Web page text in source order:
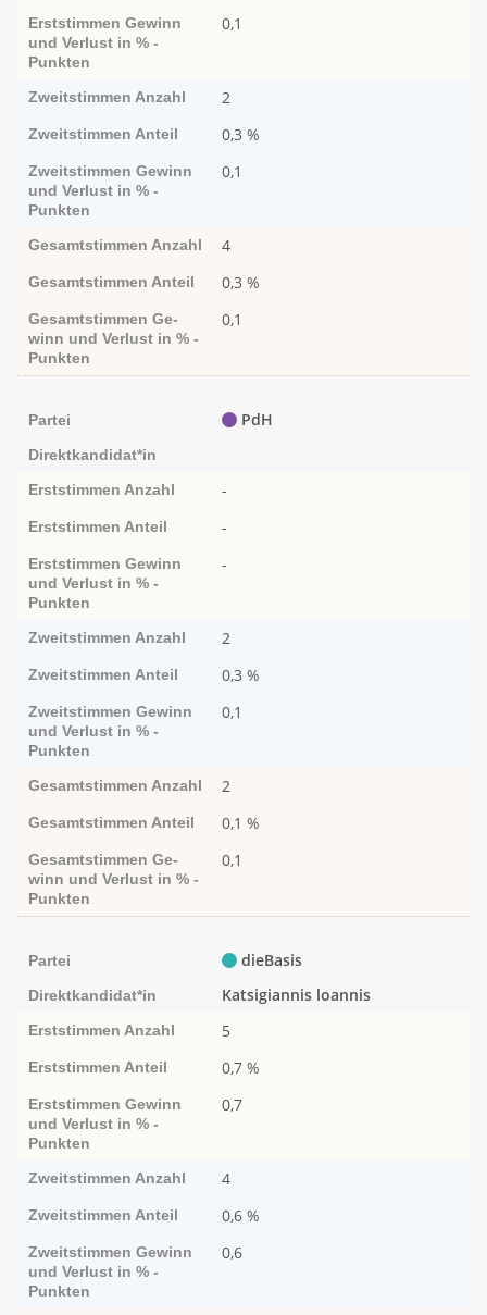
Erststimmen Ge­­winn
und Ver­­lust in % -
Punk­ten
0,1
Zweitstimmen Anzahl 2
Zweitstimmen Anteil 0,3 %
Zweitstimmen Ge­­winn
und Ver­­lust in % -
Punk­ten
0,1
Gesamtstimmen Anzahl 4
Gesamtstimmen Anteil 0,3 %
Gesamtstimmen Ge­­
winn und Ver­­lust in % -
Punk­ten
0,1
Partei PdH
Direktkandidat*in
Erststimmen Anzahl -
Erststimmen Anteil -
Erststimmen Ge­­winn
und Ver­­lust in % -
Punk­ten
-
Zweitstimmen Anzahl 2
Zweitstimmen Anteil 0,3 %
Zweitstimmen Ge­­winn
und Ver­­lust in % -
Punk­ten
0,1
Gesamtstimmen Anzahl 2
Gesamtstimmen Anteil 0,1 %
Gesamtstimmen Ge­­
winn und Ver­­lust in % -
Punk­ten
0,1
Partei dieBasis
Direktkandidat*in Katsigiannis loannis
Erststimmen Anzahl 5
Erststimmen Anteil 0,7 %
Erststimmen Ge­­winn
und Ver­­lust in % -
Punk­ten
0,7
Zweitstimmen Anzahl 4
Zweitstimmen Anteil 0,6 %
Zweitstimmen Ge­­winn
und Ver­­lust in % -
Punk­ten
0,6